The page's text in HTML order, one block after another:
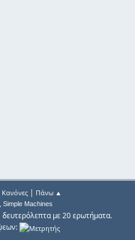
| Πάνω ▲
, Simple Machines
με 20 ερωτήματα.